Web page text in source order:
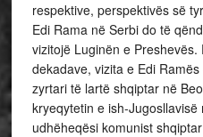
respektive, perspektivës së
Edi Rama në Serbi do të
vizitojë Luginën e
dekadave, vizita e Edi
zyrtari të lartë shqiptar në
kryeqytetin e ish-
udhëheqësi komunist